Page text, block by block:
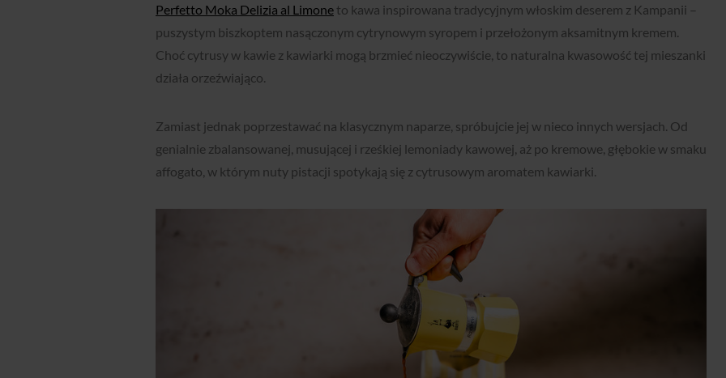
Perfetto Moka Delizia al Limone to kawa inspirowana tradycyjnym włoskim deserem z Kampanii –
puszystym biszkoptem nasączonym cytrynowym syropem i przełożonym aksamitnym kremem.
Choć cytrusy w kawie z kawiarki mogą brzmieć nieoczywiście, to naturalna kwasowość tej mieszanki
działa orzeźwiająco.
Zamiast jednak poprzestawać na klasycznym naparze, spróbujcie jej w nieco innych wersjach. Od
genialnie zbalansowanej, musującej i rześkiej lemoniady kawowej, aż po kremowe, głębokie w smaku
affogato, w którym nuty pistacji spotykają się z cytrusowym aromatem kawiarki.